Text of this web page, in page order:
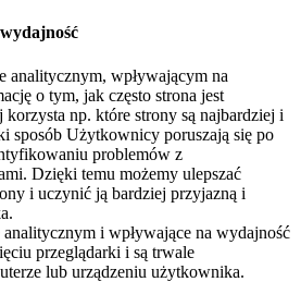
analitycznym, wpływającym na
o tym, jak często strona jest
np. które strony są najbardziej i
sposób Użytkownicy poruszają się po
problemów z
Dzięki temu możemy ulepszać
i uczynić ją bardziej przyjazną i
i wpływające na wydajność
przeglądarki i są trwale
lub urządzeniu użytkownika.